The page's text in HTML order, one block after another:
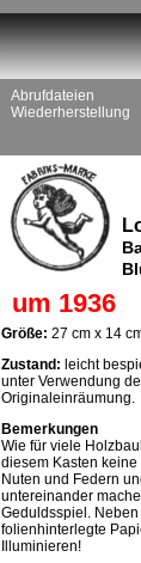
Abrufdateien
Wiederherstellung
um 1936
Größe: 27 cm x 14
Zustand: leicht
unter Verwendung
Originaleinräumung.
Bemerkungen
Wie für viele
diesem Kasten
Nuten und Federn
untereinander
Geduldsspiel.
folienhinterlegte
Illuminieren!